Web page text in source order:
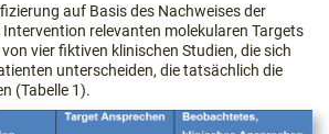
auf Basis des Nachweises der
Intervention relevanten molekularen Targets
vier fiktiven klinischen Studien, die sich
unterscheiden, die tatsächlich die
(Tabelle 1).